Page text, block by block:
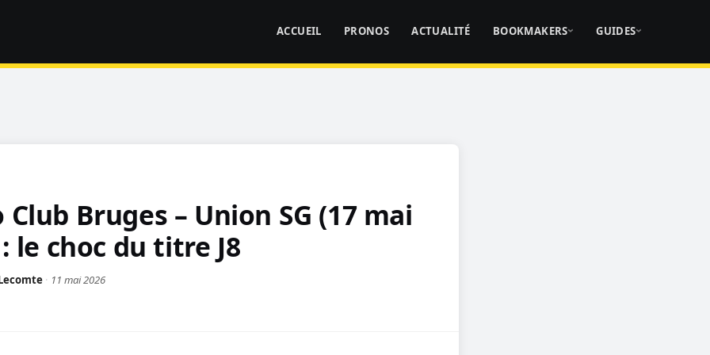
ACCUEIL PRONOS ACTUALITÉ BOOKMAKERS GUIDES
Club Bruges – Union SG (17 mai
le choc du titre J8
· 11 mai 2026